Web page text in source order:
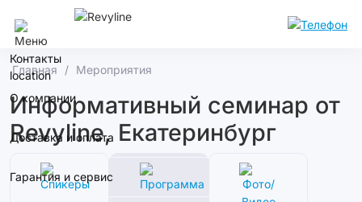
Контакты
О компании
Доставка и оплата
Гарантия и сервис
Главная Мероприятия
Информативный семинар от
Revyline, Екатеринбург